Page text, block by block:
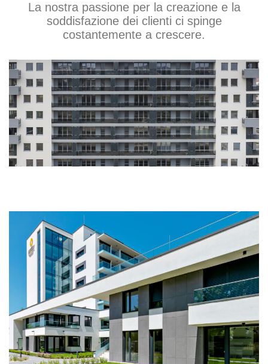
La nostra passione per la creazione e la
soddisfazione dei clienti ci spinge
costantemente a crescere.